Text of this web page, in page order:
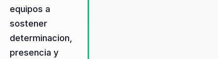
equipos a
sostener
determinacion,
presencia y